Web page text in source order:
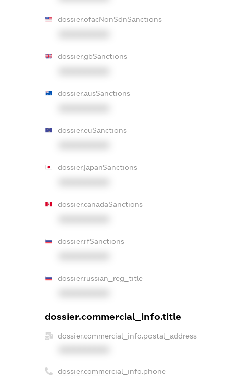
dossier.ofacNonSdnSanctions
dossier.gbSanctions
dossier.ausSanctions
dossier.euSanctions
dossier.japanSanctions
dossier.canadaSanctions
dossier.rfSanctions
dossier.russian_reg_title
dossier.commercial_info.title
dossier.commercial_info.postal_address
dossier.commercial_info.phone